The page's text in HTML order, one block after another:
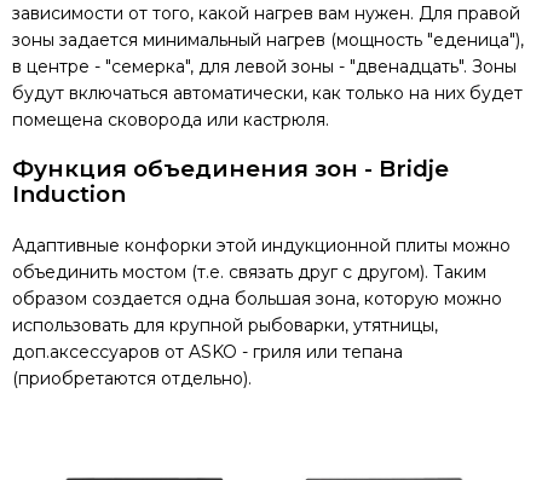
зависимости от того, какой нагрев вам нужен. Для правой
зоны задается минимальный нагрев (мощность "еденица"),
в центре - "семерка", для левой зоны - "двенадцать". Зоны
будут включаться автоматически, как только на них будет
помещена сковорода или кастрюля.
Функция объединения зон - Bridje
Induction
Адаптивные конфорки этой индукционной плиты можно
объединить мостом (т.е. связать друг с другом). Таким
образом создается одна большая зона, которую можно
использовать для крупной рыбоварки, утятницы,
доп.аксессуаров от ASKO - гриля или тепана
(приобретаются отдельно).